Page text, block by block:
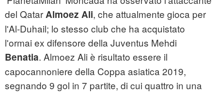
del QatarAlmoez Ali, che attualmente gioca per
l'Al-Duhail; lo stesso club che ha acquistato
l'ormai ex difensore della Juventus Mehdi
Benatia. Almoez Ali è risultato essere il
capocannoniere della Coppa asiatica 2019,
segnando 9 gol in 7 partite, di cui quattro in una